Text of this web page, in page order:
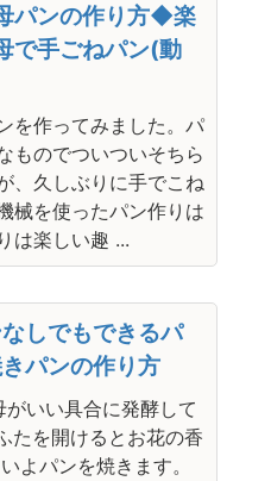
パンの作り方◆楽
で手ごねパン(動
を作ってみました。パ
ものでついついそちら
、久しぶりに手でこね
械を使ったパン作りは
は楽しい趣 ...
しでもできるパ
パンの作り方
がいい具合に発酵して
たを開けるとお花の香
よパンを焼きます。